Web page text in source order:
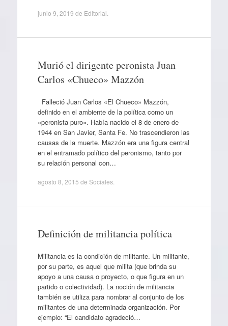
junio 9, 2019 de Editorial
Murió el dirigente peronista Juan
Carlos «Chueco» Mazzón
Falleció Juan Carlos «El Chueco» Mazzón,
definido en el ambiente de la política como un
«peronista puro». Había nacido el 8 de enero de
1944 en San Javier, Santa Fe. No trascendieron las
causas de la muerte. Mazzón era una figura central
en el entramado político del peronismo, tanto por
su relación personal con…
agosto 8, 2015 de Sociales.
Definición de militancia política
Militancia es la condición de militante. Un militante,
por su parte, es aquel que milita (que brinda su
apoyo a una causa o proyecto, o que figura en un
partido o colectividad). La noción de militancia
también se utiliza para nombrar al conjunto de los
militantes de una determinada organización. Por
ejemplo: “El candidato agradeció…